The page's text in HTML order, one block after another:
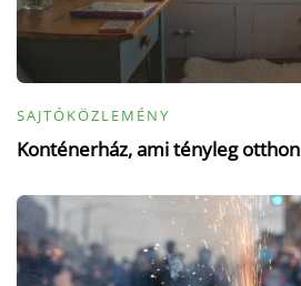
SAJTÓKÖZLEMÉNY
Konténerház, ami tényleg otthon